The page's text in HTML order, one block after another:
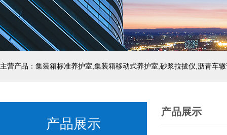
主营产品：集装箱标准养护室,集装箱移动式养护室,砂浆拉拔仪,沥青车
产品展示
产品展示